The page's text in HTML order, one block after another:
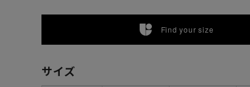
Find your size
サイズ